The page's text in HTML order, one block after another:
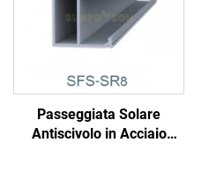
Passeggiata Solare
Antiscivolo in Acciaio